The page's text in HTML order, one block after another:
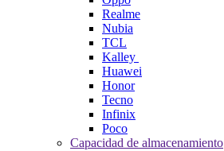
Realme
Nubia
TCL
Kalley
Huawei
Honor
Tecno
Infinix
Poco
Capacidad de almacenamiento